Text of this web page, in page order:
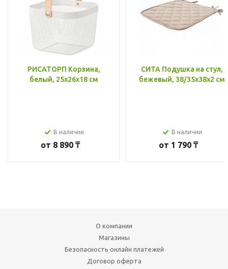
РИСАТОРП Корзина,
белый, 25x26x18 см
В наличии
от 8 890 ₸
СИТА Подушка на стул,
бежевый, 38/35x38x2 см
В наличии
от 1 790 ₸
О компании
Магазины
Безопасность онлайн платежей
Договор оферта